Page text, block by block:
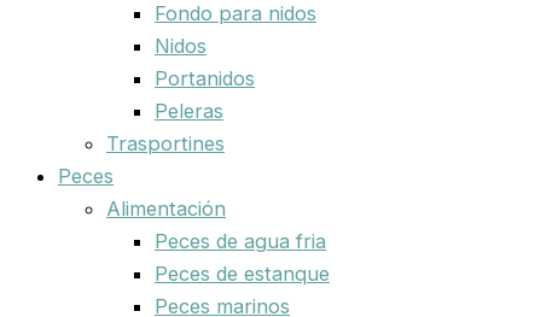
Fondo para nidos
Nidos
Portanidos
Peleras
Trasportines
Peces
Alimentación
Peces de agua fria
Peces de estanque
Peces marinos